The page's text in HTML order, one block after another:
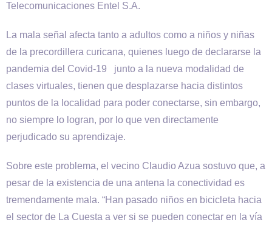
Telecomunicaciones Entel S.A.
La mala señal afecta tanto a adultos como a niños y niñas
de la precordillera curicana, quienes luego de declararse la
pandemia del Covid-19 junto a la nueva modalidad de
clases virtuales, tienen que desplazarse hacia distintos
puntos de la localidad para poder conectarse, sin embargo,
no siempre lo logran, por lo que ven directamente
perjudicado su aprendizaje.
Sobre este problema, el vecino Claudio Azua sostuvo que, a
pesar de la existencia de una antena la conectividad es
tremendamente mala. “Han pasado niños en bicicleta hacia
el sector de La Cuesta a ver si se pueden conectar en la vía